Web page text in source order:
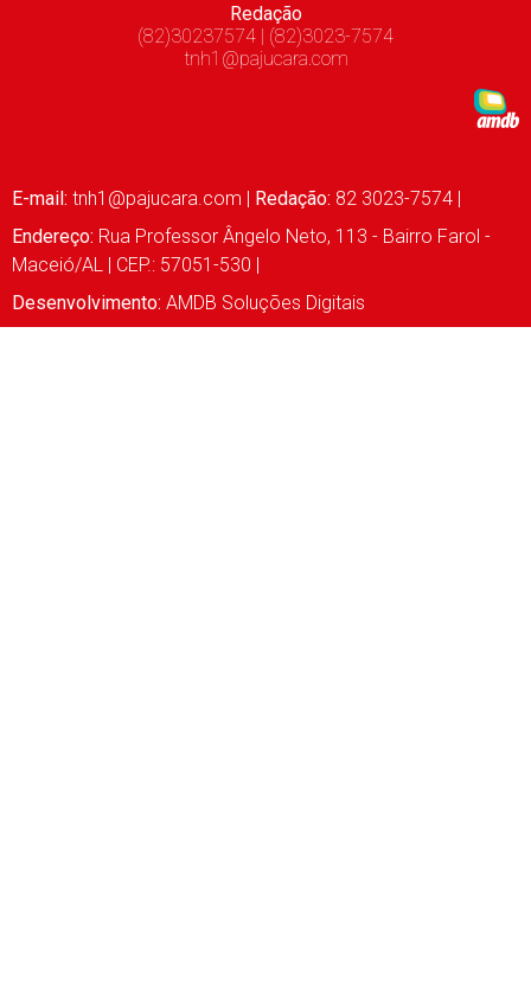
Redação
(82)30237574 | (82)3023-7574
tnh1@pajucara.com
E-mail: tnh1@pajucara.com | Redação: 82 3023-7574 |
Endereço: Rua Professor Ângelo Neto, 113 - Bairro Farol -
Maceió/AL | CEP.: 57051-530 |
Desenvolvimento: AMDB Soluções Digitais